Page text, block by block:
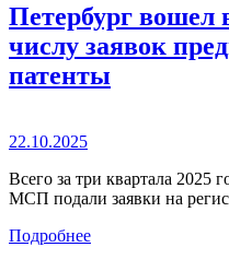
Петербург вошел
числу заявок
патенты
22.10.2025
Всего за три квартала 2025
МСП подали заявки на
Подробнее